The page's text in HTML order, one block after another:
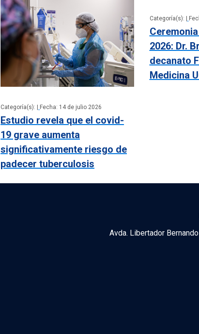
Categoría(s): | Fecha: 14 de julio 2026
Estudio revela que el covid-
19 grave aumenta
significativamente riesgo de
padecer tuberculosis
Categoría(s): |
2026: Dr.
decanato
Medicina
Avda. Libertador